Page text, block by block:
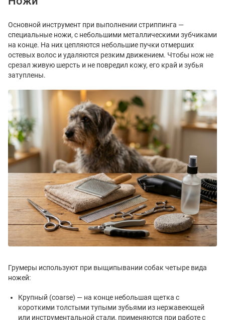
Основной инструмент при выполнении стриппинга —
специальные ножи, с небольшими металлическими зубчиками
на конце. На них цепляются небольшие пучки отмерших
остевых волос и удаляются резким движением. Чтобы нож не
срезал живую шерсть и не повредил кожу, его край и зубья
затуплены.
Грумеры используют при выщипывании собак четыре вида
ножей:
Крупный (coarse) — на конце небольшая щетка с
короткими толстыми тупыми зубьями из нержавеющей
или инструментальной стали, применяются при работе с